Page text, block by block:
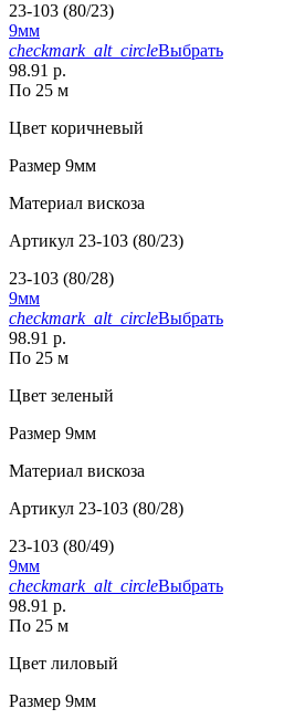
23-103 (80/23)
9мм
checkmark_alt_circleВыбрать
98.91 р.
По 25 м
Цвет коричневый
Размер 9мм
Материал вискоза
Артикул 23-103 (80/23)
23-103 (80/28)
9мм
checkmark_alt_circleВыбрать
98.91 р.
По 25 м
Цвет зеленый
Размер 9мм
Материал вискоза
Артикул 23-103 (80/28)
23-103 (80/49)
9мм
checkmark_alt_circleВыбрать
98.91 р.
По 25 м
Цвет лиловый
Размер 9мм